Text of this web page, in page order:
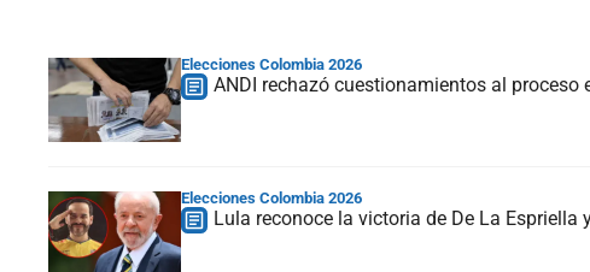
Elecciones Colombia 2026
ANDI rechazó cuestionamientos al proceso
Elecciones Colombia 2026
Lula reconoce la victoria de De La